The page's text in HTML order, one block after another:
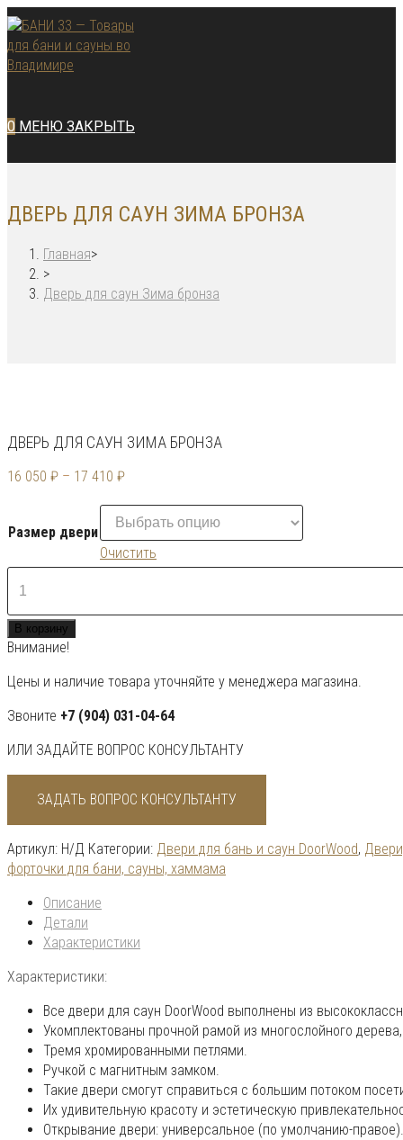
Перейти
к
содержимому
0 МЕНЮ ЗАКРЫТЬ
ДВЕРЬ ДЛЯ САУН ЗИМА БРОНЗА
Главная>
>
Дверь для саун Зима бронза
ДВЕРЬ ДЛЯ САУН ЗИМА БРОНЗА
16 050 ₽ – 17 410 ₽
Размер двери
Очистить
Количество
товара
Дверь
для
саун
Зима
бронза
В корзину
Внимание!
Цены и наличие товара уточняйте у менеджера магазина.
Звоните +7 (904) 031-04-64
ИЛИ ЗАДАЙТЕ ВОПРОС КОНСУЛЬТАНТУ
ЗАДАТЬ ВОПРОС КОНСУЛЬТАНТУ
Артикул: Н/Д Категории: Двери для бань и саун DoorWood,
форточки для бани, сауны, хаммама
Описание
Детали
Характеристики
Характеристики:
Все двери для саун DoorWood выполнены из
Укомплектованы прочной рамой из многослойного
Тремя хромированными петлями.
Ручкой с магнитным замком.
Такие двери смогут справиться с большим потоком
Их удивительную красоту и эстетическую
Открывание двери: универсальное (по умолчанию-правое).